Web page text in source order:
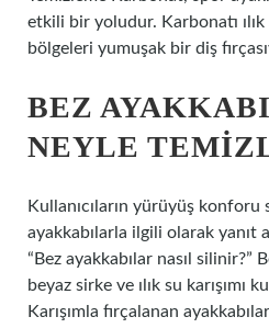
etkili bir yoludur. Karbonatı
bölgeleri yumuşak bir diş
BEZ
NEYLE
Kullanıcıların yürüyüş konforu
ayakkabılarla ilgili olarak yanıt
“Bez ayakkabılar nasıl silinir?”
beyaz sirke ve ılık su karışımı
Karışımla fırçalanan